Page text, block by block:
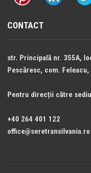
CONTACT
str. Principală nr. 355A,
Pescăresc, com.
Pentru direcții către
+40 264 401 122
office@seretransilvania.ro